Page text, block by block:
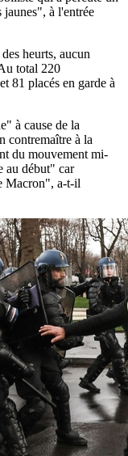
à l'entrée
heurts, aucun
total 220
81 placés en garde à
à cause de la
contremaître à la
du mouvement mi-
au début" car
Macron", a-t-il